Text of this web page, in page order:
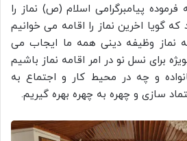
پیامبرگرامی اسلام (ص) نماز را
که گویا اخرین نماز را اقامه می خوانیم
نماز وظیفه دینی همه ما ایجاب می
برای نسل نو در امر اقامه نماز باشیم
و چه در محیط کار و اجتماع به
سازی و چهره به چهره بهره گیریم.